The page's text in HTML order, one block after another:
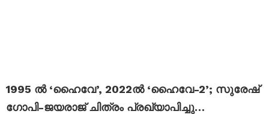
1995 ൽ ‘ഹൈവേ’, 2022ല്‍ ‘ഹൈവേ-2’; സുരേഷ്
ഗോപി-ജയരാജ് ചിത്രം പ്രഖ്യാപിച്ചു…